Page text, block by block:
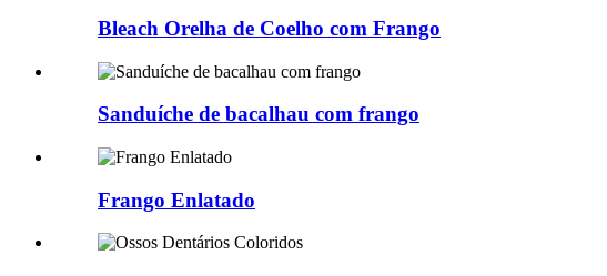
Bleach Orelha de Coelho com Frango
Sanduíche de bacalhau com frango
Frango Enlatado